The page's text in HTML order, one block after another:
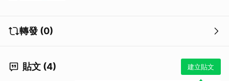
轉發 (0)
貼文 (4) 建立貼文